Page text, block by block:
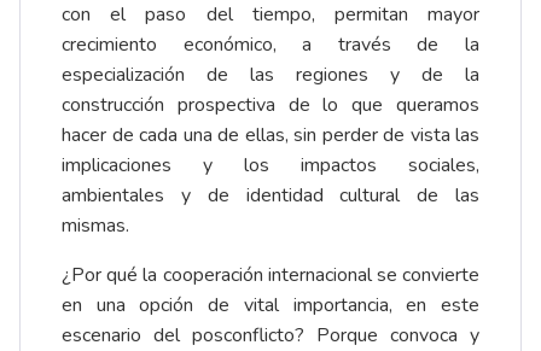
con el paso del tiempo, permitan mayor
crecimiento económico, a través de la
especialización de las regiones y de la
construcción prospectiva de lo que queramos
hacer de cada una de ellas, sin perder de vista las
implicaciones y los impactos sociales,
ambientales y de identidad cultural de las
mismas.
¿Por qué la cooperación internacional se convierte
en una opción de vital importancia, en este
escenario del posconflicto? Porque convoca y